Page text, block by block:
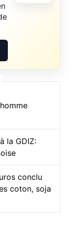
la GDIZ:
conclu
coton, soja